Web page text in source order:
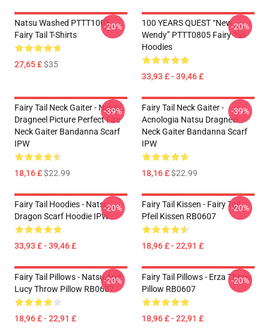
Natsu Washed PTTT1005
Fairy Tail T-Shirts
27,65 £$35
-20%
100 YEARS QUEST “New
Wendy” PTTT0805 Fairy Tail
Hoodies
33,93 £ - 39,46 £
-20%
Fairy Tail Neck Gaiter - Natsu
Dragneel Picture Perfect Fire
Neck Gaiter Bandanna Scarf
IPW
18,16 £$22.99
-39%
Fairy Tail Neck Gaiter -
Acnologia Natsu Dragneel
Neck Gaiter Bandanna Scarf
IPW
18,16 £$22.99
-39%
Fairy Tail Hoodies - Natsu
Dragon Scarf Hoodie IPW
33,93 £ - 39,46 £
-20%
Fairy Tail Kissen - Fairy Tail
Pfeil Kissen RB0607
18,96 £ - 22,91 £
-20%
Fairy Tail Pillows - Natsu And
Lucy Throw Pillow RB0607
18,96 £ - 22,91 £
-20%
Fairy Tail Pillows - Erza Throw
Pillow RB0607
18,96 £ - 22,91 £
-20%